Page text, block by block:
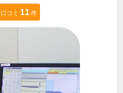
口コミ 11件